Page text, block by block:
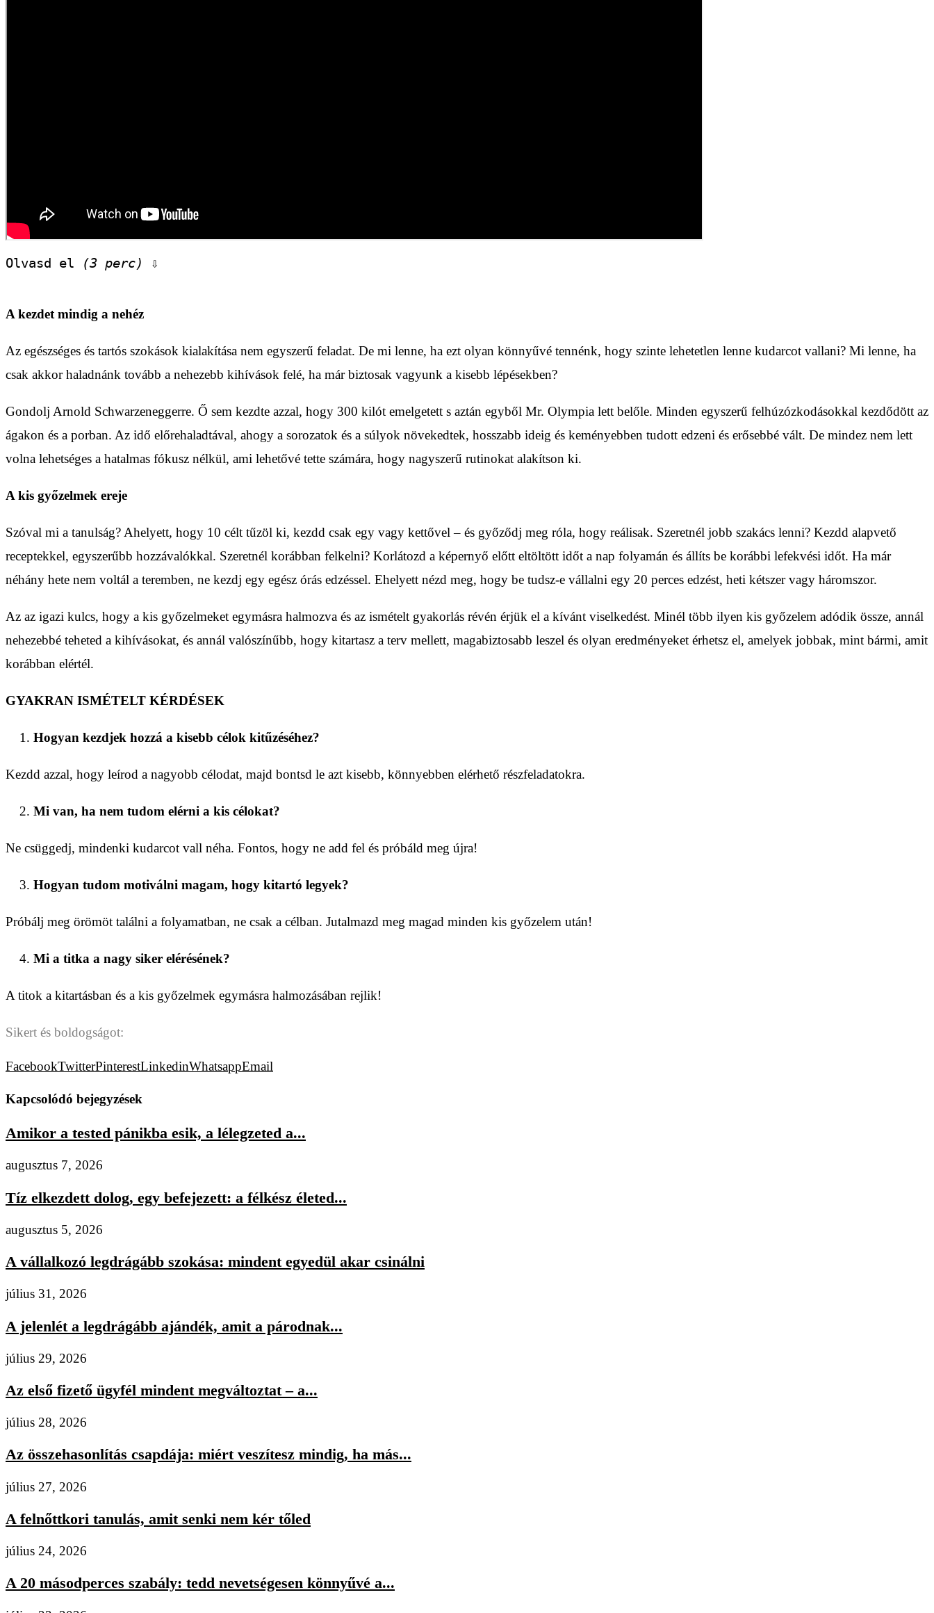
Olvasd el (3 perc) ⇩
A kezdet mindig a nehéz
Az egészséges és tartós szokások kialakítása nem egyszerű feladat. De mi lenne, ha ezt olyan könnyűvé tennénk, hogy szinte lehetetlen lenne kudarcot vallani? Mi lenne, ha
csak akkor haladnánk tovább a nehezebb kihívások felé, ha már biztosak vagyunk a kisebb lépésekben?
Gondolj Arnold Schwarzeneggerre. Ő sem kezdte azzal, hogy 300 kilót emelgetett s aztán egyből Mr. Olympia lett belőle. Minden egyszerű felhúzózkodásokkal kezdődött az
ágakon és a porban. Az idő előrehaladtával, ahogy a sorozatok és a súlyok növekedtek, hosszabb ideig és keményebben tudott edzeni és erősebbé vált. De mindez nem lett
volna lehetséges a hatalmas fókusz nélkül, ami lehetővé tette számára, hogy nagyszerű rutinokat alakítson ki.
A kis győzelmek ereje
Szóval mi a tanulság? Ahelyett, hogy 10 célt tűzöl ki, kezdd csak egy vagy kettővel – és győződj meg róla, hogy reálisak. Szeretnél jobb szakács lenni? Kezdd alapvető
receptekkel, egyszerűbb hozzávalókkal. Szeretnél korábban felkelni? Korlátozd a képernyő előtt eltöltött időt a nap folyamán és állíts be korábbi lefekvési időt. Ha már
néhány hete nem voltál a teremben, ne kezdj egy egész órás edzéssel. Ehelyett nézd meg, hogy be tudsz-e vállalni egy 20 perces edzést, heti kétszer vagy háromszor.
Az az igazi kulcs, hogy a kis győzelmeket egymásra halmozva és az ismételt gyakorlás révén érjük el a kívánt viselkedést. Minél több ilyen kis győzelem adódik össze, annál
nehezebbé teheted a kihívásokat, és annál valószínűbb, hogy kitartasz a terv mellett, magabiztosabb leszel és olyan eredményeket érhetsz el, amelyek jobbak, mint bármi, amit
korábban elértél.
GYAKRAN ISMÉTELT KÉRDÉSEK
Hogyan kezdjek hozzá a kisebb célok kitűzéséhez?
Kezdd azzal, hogy leírod a nagyobb célodat, majd bontsd le azt kisebb, könnyebben elérhető részfeladatokra.
Mi van, ha nem tudom elérni a kis célokat?
Ne csüggedj, mindenki kudarcot vall néha. Fontos, hogy ne add fel és próbáld meg újra!
Hogyan tudom motiválni magam, hogy kitartó legyek?
Próbálj meg örömöt találni a folyamatban, ne csak a célban. Jutalmazd meg magad minden kis győzelem után!
Mi a titka a nagy siker elérésének?
A titok a kitartásban és a kis győzelmek egymásra halmozásában rejlik!
Sikert és boldogságot:
FacebookTwitterPinterestLinkedinWhatsappEmail
Kapcsolódó bejegyzések
Amikor a tested pánikba esik, a lélegzeted a...
augusztus 7, 2026
Tíz elkezdett dolog, egy befejezett: a félkész életed...
augusztus 5, 2026
A vállalkozó legdrágább szokása: mindent egyedül akar csinálni
július 31, 2026
A jelenlét a legdrágább ajándék, amit a párodnak...
július 29, 2026
Az első fizető ügyfél mindent megváltoztat – a...
július 28, 2026
Az összehasonlítás csapdája: miért veszítesz mindig, ha más...
július 27, 2026
A felnőttkori tanulás, amit senki nem kér tőled
július 24, 2026
A 20 másodperces szabály: tedd nevetségesen könnyűvé a...